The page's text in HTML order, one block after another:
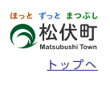
ページの先頭です
トップへ